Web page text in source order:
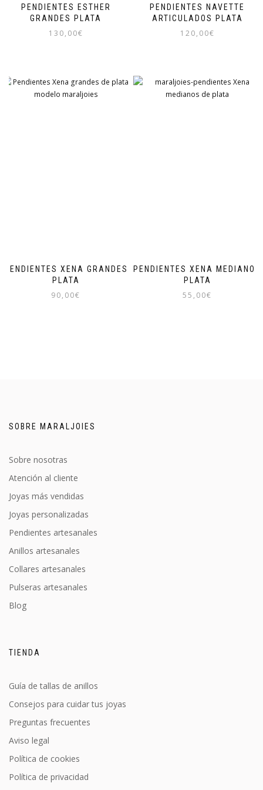
PENDIENTES ESTHER
GRANDES PLATA
130,00€
PENDIENTES NAVETTE
ARTICULADOS PLATA
120,00€
PENDIENTES XENA GRANDES
PLATA
90,00€
PENDIENTES XENA MEDIANOS
PLATA
55,00€
SOBRE MARALJOIES
Sobre nosotras
Atención al cliente
Joyas más vendidas
Joyas personalizadas
Pendientes artesanales
Anillos artesanales
Collares artesanales
Pulseras artesanales
Blog
TIENDA
Guía de tallas de anillos
Consejos para cuidar tus joyas
Preguntas frecuentes
Aviso legal
Política de cookies
Política de privacidad